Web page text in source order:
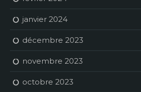
janvier 2024
décembre 2023
novembre 2023
octobre 2023